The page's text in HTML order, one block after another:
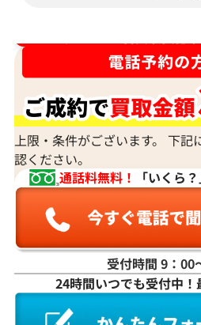
上限・条件がございます。 下記
認ください。
通話料無料！
「いくら
受付時間 9：00
24時間いつでも受付中！